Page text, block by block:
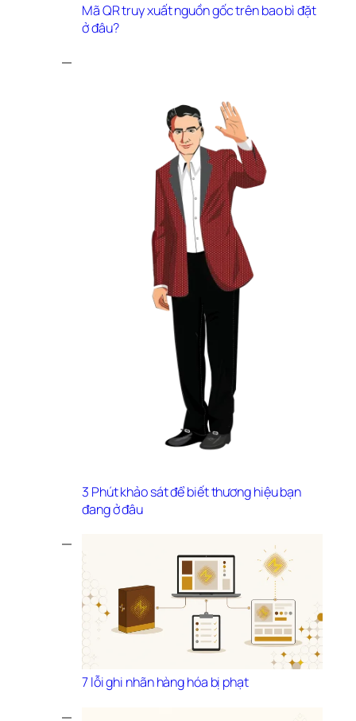
Mã QR truy xuất nguồn gốc trên bao bì đặt
ở đâu?
3 Phút khảo sát để biết thương hiệu bạn
đang ở đâu
7 lỗi ghi nhãn hàng hóa bị phạt